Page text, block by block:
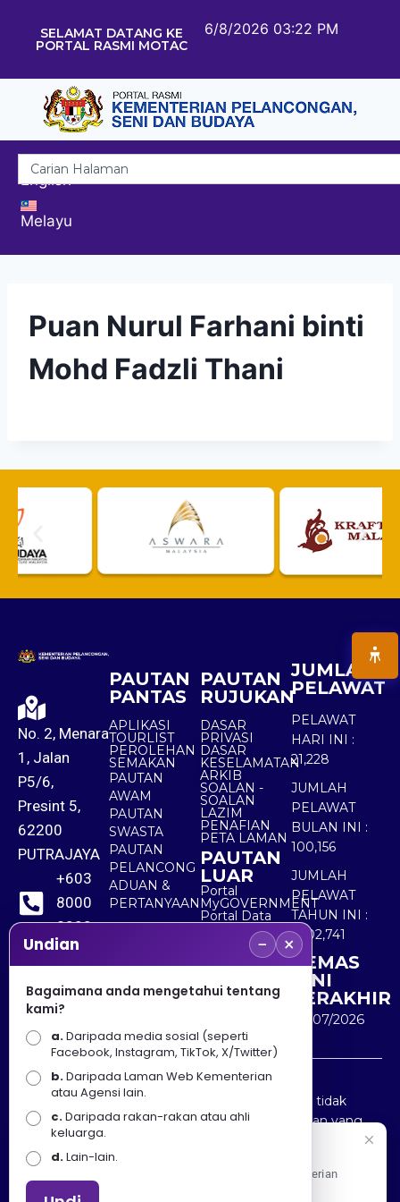
SELAMAT DATANG KE
PORTAL RASMI MOTAC
6/8/2026 03:22 PM
English
Melayu
Puan Nurul Farhani binti
Mohd Fadzli Thani
No. 2, Menara
1, Jalan
P5/6,
Presint 5,
62200
PUTRAJAYA
+603
8000
8000
+603
8891
7100
PAUTAN
PANTAS
APLIKASI
TOURLIST
PEROLEHAN
SEMAKAN
PAUTAN
AWAM
PAUTAN
SWASTA
PAUTAN
PELANCONG
ADUAN &
PERTANYAAN
PAUTAN
RUJUKAN
DASAR
PRIVASI
DASAR
KESELAMATAN
ARKIB
SOALAN -
SOALAN
LAZIM
PENAFIAN
PETA LAMAN
PAUTAN
LUAR
Portal
MyGOVERNMENT
Portal Data
Terbuka
Sektor Awam
JUMLAH
PELAWAT
PELAWAT
HARI INI :
21,228
JUMLAH
PELAWAT
BULAN INI :
100,156
JUMLAH
PELAWAT
TAHUN INI :
5,502,741
KEMAS
KINI
TERAKHIR
30/07/2026
Penafian : Kerajaan Malaysia dan Kementerian
Pelancongan Seni dan Budaya (MOTAC) adalah tidak
bertanggungjawab atas kehilangan atau kerugian yang
disebabkan oleh penggunaan mana-mana maklumat
yang diperolehi dari portal ini.
Undian − ×
Bagaimana anda mengetahui tentang
kami?
a.Daripada media sosial (seperti
Facebook, Instagram, TikTok, X/Twitter)
b.Daripada Laman Web Kementerian
atau Agensi lain.
c.Daripada rakan-rakan atau ahli
keluarga.
d.Lain-lain.
Apa Khabar! Selamat datang ke Portal Rasmi Kementerian
Pelancongan, Seni dan Budaya